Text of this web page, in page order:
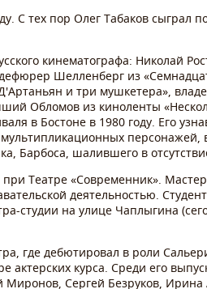
С тех пор Олег Табаков сыграл
кинематографа: Николай
Шелленберг из
и три мушкетера»,
Обломов из киноленты
в Бостоне в 1980 году. Его
персонажей,
Барбоса, шалившего в
Театре «Современник».
деятельностью.
студии на улице Чаплыгина
где дебютировал в роли
курса. Среди его
Сергей Безруков, Ирина